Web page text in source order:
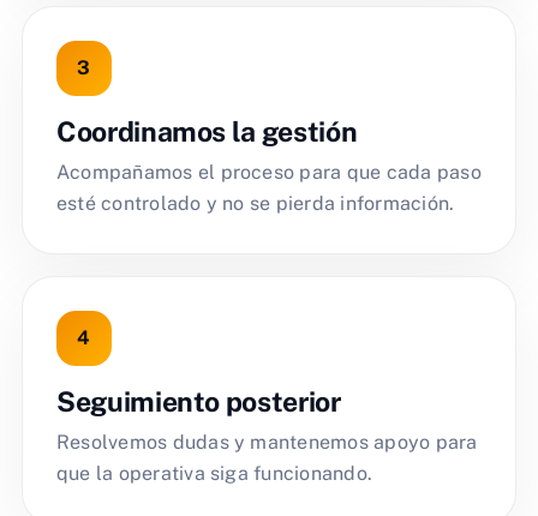
Coordinamos la gestión
Acompañamos el proceso para que cada paso
esté controlado y no se pierda información.
Seguimiento posterior
Resolvemos dudas y mantenemos apoyo para
que la operativa siga funcionando.